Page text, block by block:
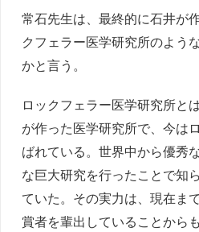
常石先生は、最終的に石井が
クフェラー医学研究所のよう
かと言う。
ロックフェラー医学研究所と
が作った医学研究所で、今は
ばれている。世界中から優秀
な巨大研究を行ったことで知
ていた。その実力は、現在ま
賞者を輩出していることからも